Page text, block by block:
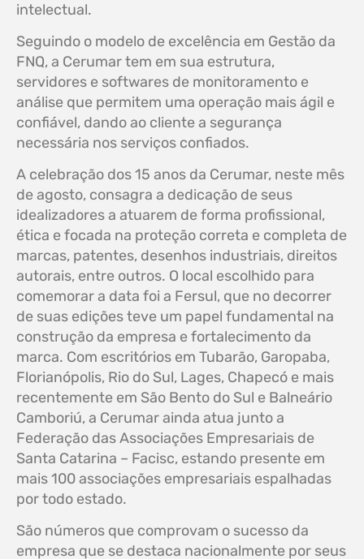
intelectual.
Seguindo o modelo de excelência em Gestão da
FNQ, a Cerumar tem em sua estrutura,
servidores e softwares de monitoramento e
análise que permitem uma operação mais ágil e
confiável, dando ao cliente a segurança
necessária nos serviços confiados.
A celebração dos 15 anos da Cerumar, neste mês
de agosto, consagra a dedicação de seus
idealizadores a atuarem de forma profissional,
ética e focada na proteção correta e completa de
marcas, patentes, desenhos industriais, direitos
autorais, entre outros. O local escolhido para
comemorar a data foi a Fersul, que no decorrer
de suas edições teve um papel fundamental na
construção da empresa e fortalecimento da
marca. Com escritórios em Tubarão, Garopaba,
Florianópolis, Rio do Sul, Lages, Chapecó e mais
recentemente em São Bento do Sul e Balneário
Camboriú, a Cerumar ainda atua junto a
Federação das Associações Empresariais de
Santa Catarina – Facisc, estando presente em
mais 100 associações empresariais espalhadas
por todo estado.
São números que comprovam o sucesso da
empresa que se destaca nacionalmente por seus